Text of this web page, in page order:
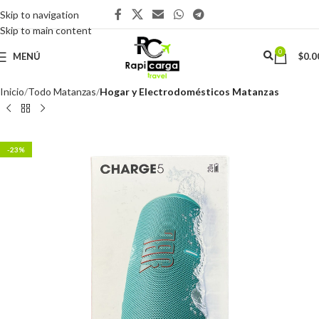
Skip to navigation
Skip to main content
MENÚ 0 $
Inicio Todo Matanzas Hogar y Electrodomésticos Matanzas
-23%